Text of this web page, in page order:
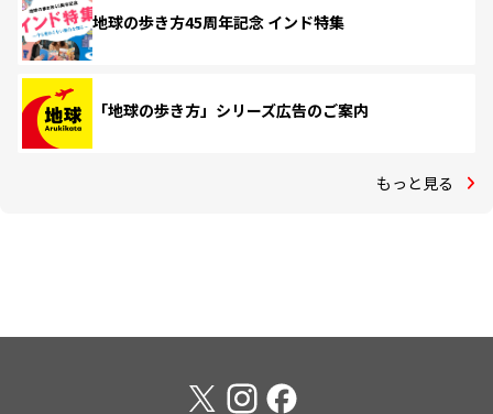
地球の歩き方45周年記念 インド特集
「地球の歩き方」シリーズ広告のご案内
もっと見る